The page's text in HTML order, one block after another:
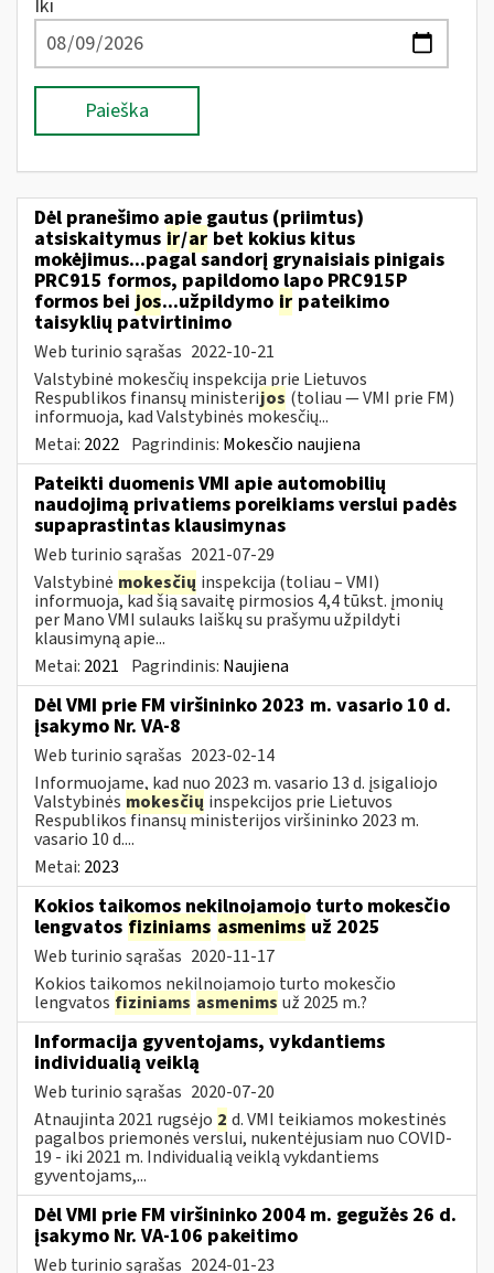
Iki
Paieška
Dėl pranešimo apie gautus (priimtus)
atsiskaitymus ir/ar bet kokius kitus
mokėjimus...pagal sandorį grynaisiais pinigais
PRC915 formos, papildomo lapo PRC915P
formos bei jos...užpildymo ir pateikimo
taisyklių patvirtinimo
Web turinio sąrašas 2022-10-21
Valstybinė mokesčių inspekcija prie Lietuvos
Respublikos finansų ministerijos (toliau ― VMI prie FM)
informuoja, kad Valstybinės mokesčių...
Metai: 2022 Pagrindinis: Mokesčio naujiena
Pateikti duomenis VMI apie automobilių
naudojimą privatiems poreikiams verslui padės
supaprastintas klausimynas
Web turinio sąrašas 2021-07-29
Valstybinė mokesčių inspekcija (toliau – VMI)
informuoja, kad šią savaitę pirmosios 4,4 tūkst. įmonių
per Mano VMI sulauks laiškų su prašymu užpildyti
klausimyną apie...
Metai: 2021 Pagrindinis: Naujiena
Dėl VMI prie FM viršininko 2023 m. vasario 10 d.
įsakymo Nr. VA-8
Web turinio sąrašas 2023-02-14
Informuojame, kad nuo 2023 m. vasario 13 d. įsigaliojo
Valstybinės mokesčių inspekcijos prie Lietuvos
Respublikos finansų ministerijos viršininko 2023 m.
vasario 10 d....
Metai: 2023
Kokios taikomos nekilnojamojo turto mokesčio
lengvatos fiziniams asmenims už 2025
Web turinio sąrašas 2020-11-17
Kokios taikomos nekilnojamojo turto mokesčio
lengvatos fiziniams asmenims už 2025 m.?
Informacija gyventojams, vykdantiems
individualią veiklą
Web turinio sąrašas 2020-07-20
Atnaujinta 2021 rugsėjo 2 d. VMI teikiamos mokestinės
pagalbos priemonės verslui, nukentėjusiam nuo COVID-
19 - iki 2021 m. Individualią veiklą vykdantiems
gyventojams,...
Dėl VMI prie FM viršininko 2004 m. gegužės 26 d.
įsakymo Nr. VA-106 pakeitimo
Web turinio sąrašas 2024-01-23